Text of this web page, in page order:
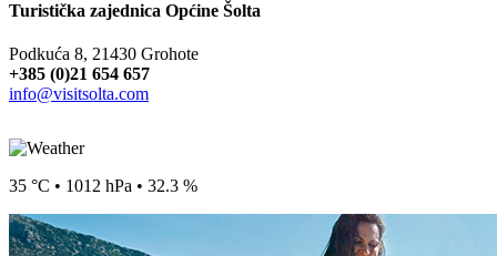
Turistička zajednica Općine Šolta
Podkuća 8, 21430 Grohote
+385 (0)21 654 657
info@visitsolta.com
35 °C • 1012 hPa • 32.3 %